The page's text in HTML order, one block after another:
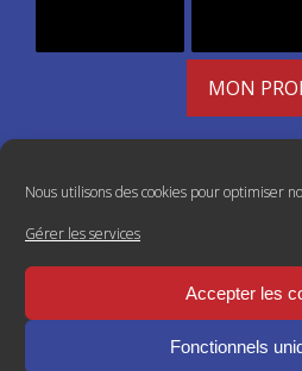
Nous utilisons des cookies pour optimiser
Gérer les services
Accepter les
Fonctionnels
MON